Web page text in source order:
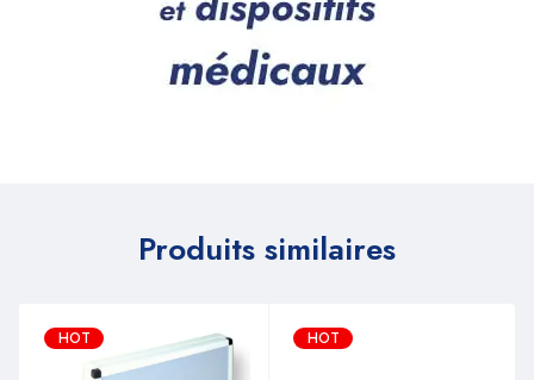
Produits similaires
HOT HOT